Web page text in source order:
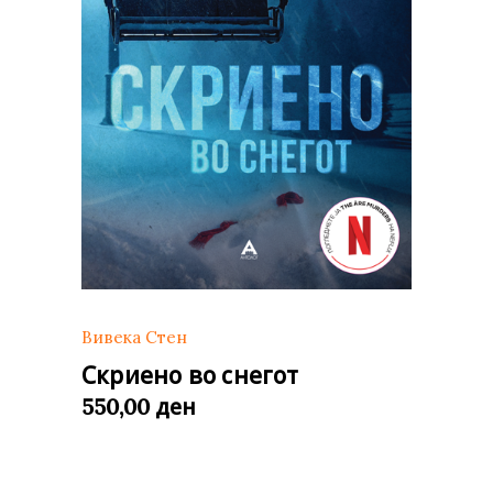
Вивека Стен
Скриено во снегот
550,00 ден